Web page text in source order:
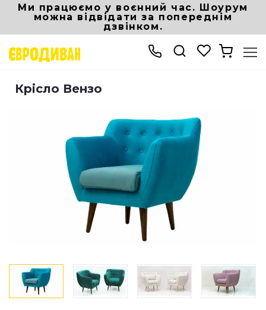
Ми працюємо у воєнний час. Шоурум
можна відвідати за попереднім
дзвінком.
Інтернет магазин Eurodivan
Крісло Вензо